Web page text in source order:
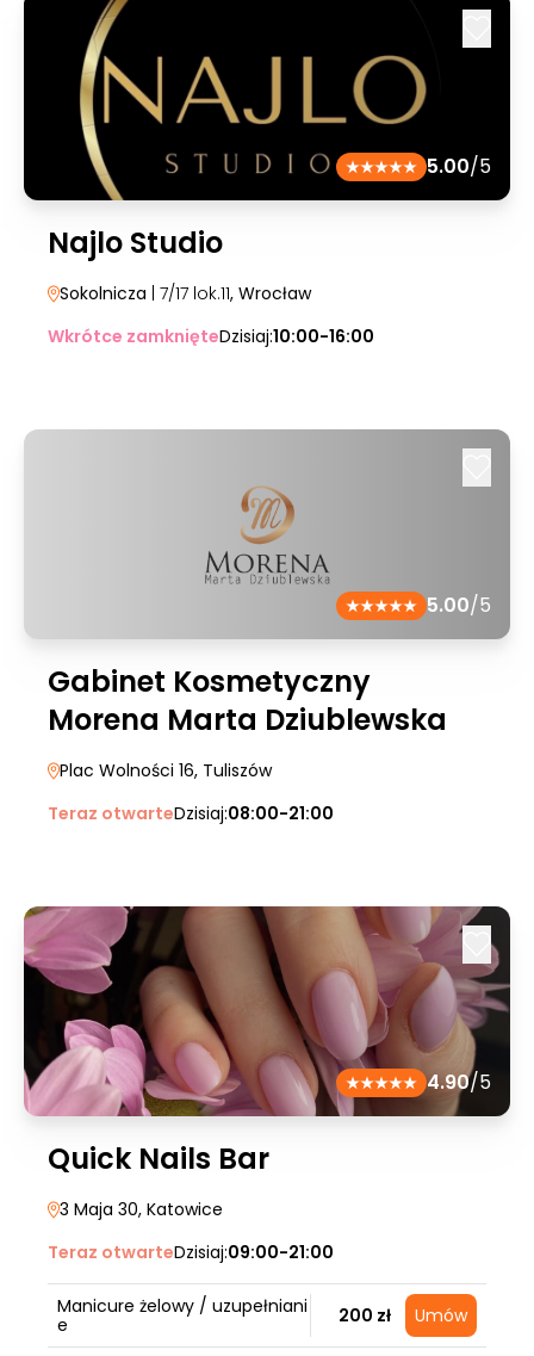
5.00/5
Najlo Studio
Sokolnicza | 7/17 lok.11, Wrocław
Wkrótce zamknięteDzisiaj:10:00-16:00
5.00/5
Gabinet Kosmetyczny
Morena Marta Dziublewska
Plac Wolności 16, Tuliszów
Teraz otwarteDzisiaj:08:00-21:00
4.90/5
Quick Nails Bar
3 Maja 30, Katowice
Teraz otwarteDzisiaj:09:00-21:00
Manicure żelowy / uzupełniani
e
200 zł Umów